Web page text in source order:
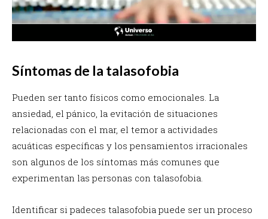
Síntomas de la talasofobia
Pueden ser tanto físicos como emocionales. La
ansiedad, el pánico, la evitación de situaciones
relacionadas con el mar, el temor a actividades
acuáticas específicas y los pensamientos irracionales
son algunos de los síntomas más comunes que
experimentan las personas con talasofobia.
Identificar si padeces talasofobia puede ser un proceso